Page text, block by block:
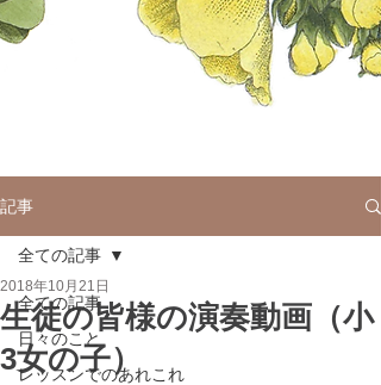
記事
全ての記事
日々のこと
レッスンでのあれこれ
全ての記事
生徒の皆様の演奏動画（小
3女の子）
2018年10月21日